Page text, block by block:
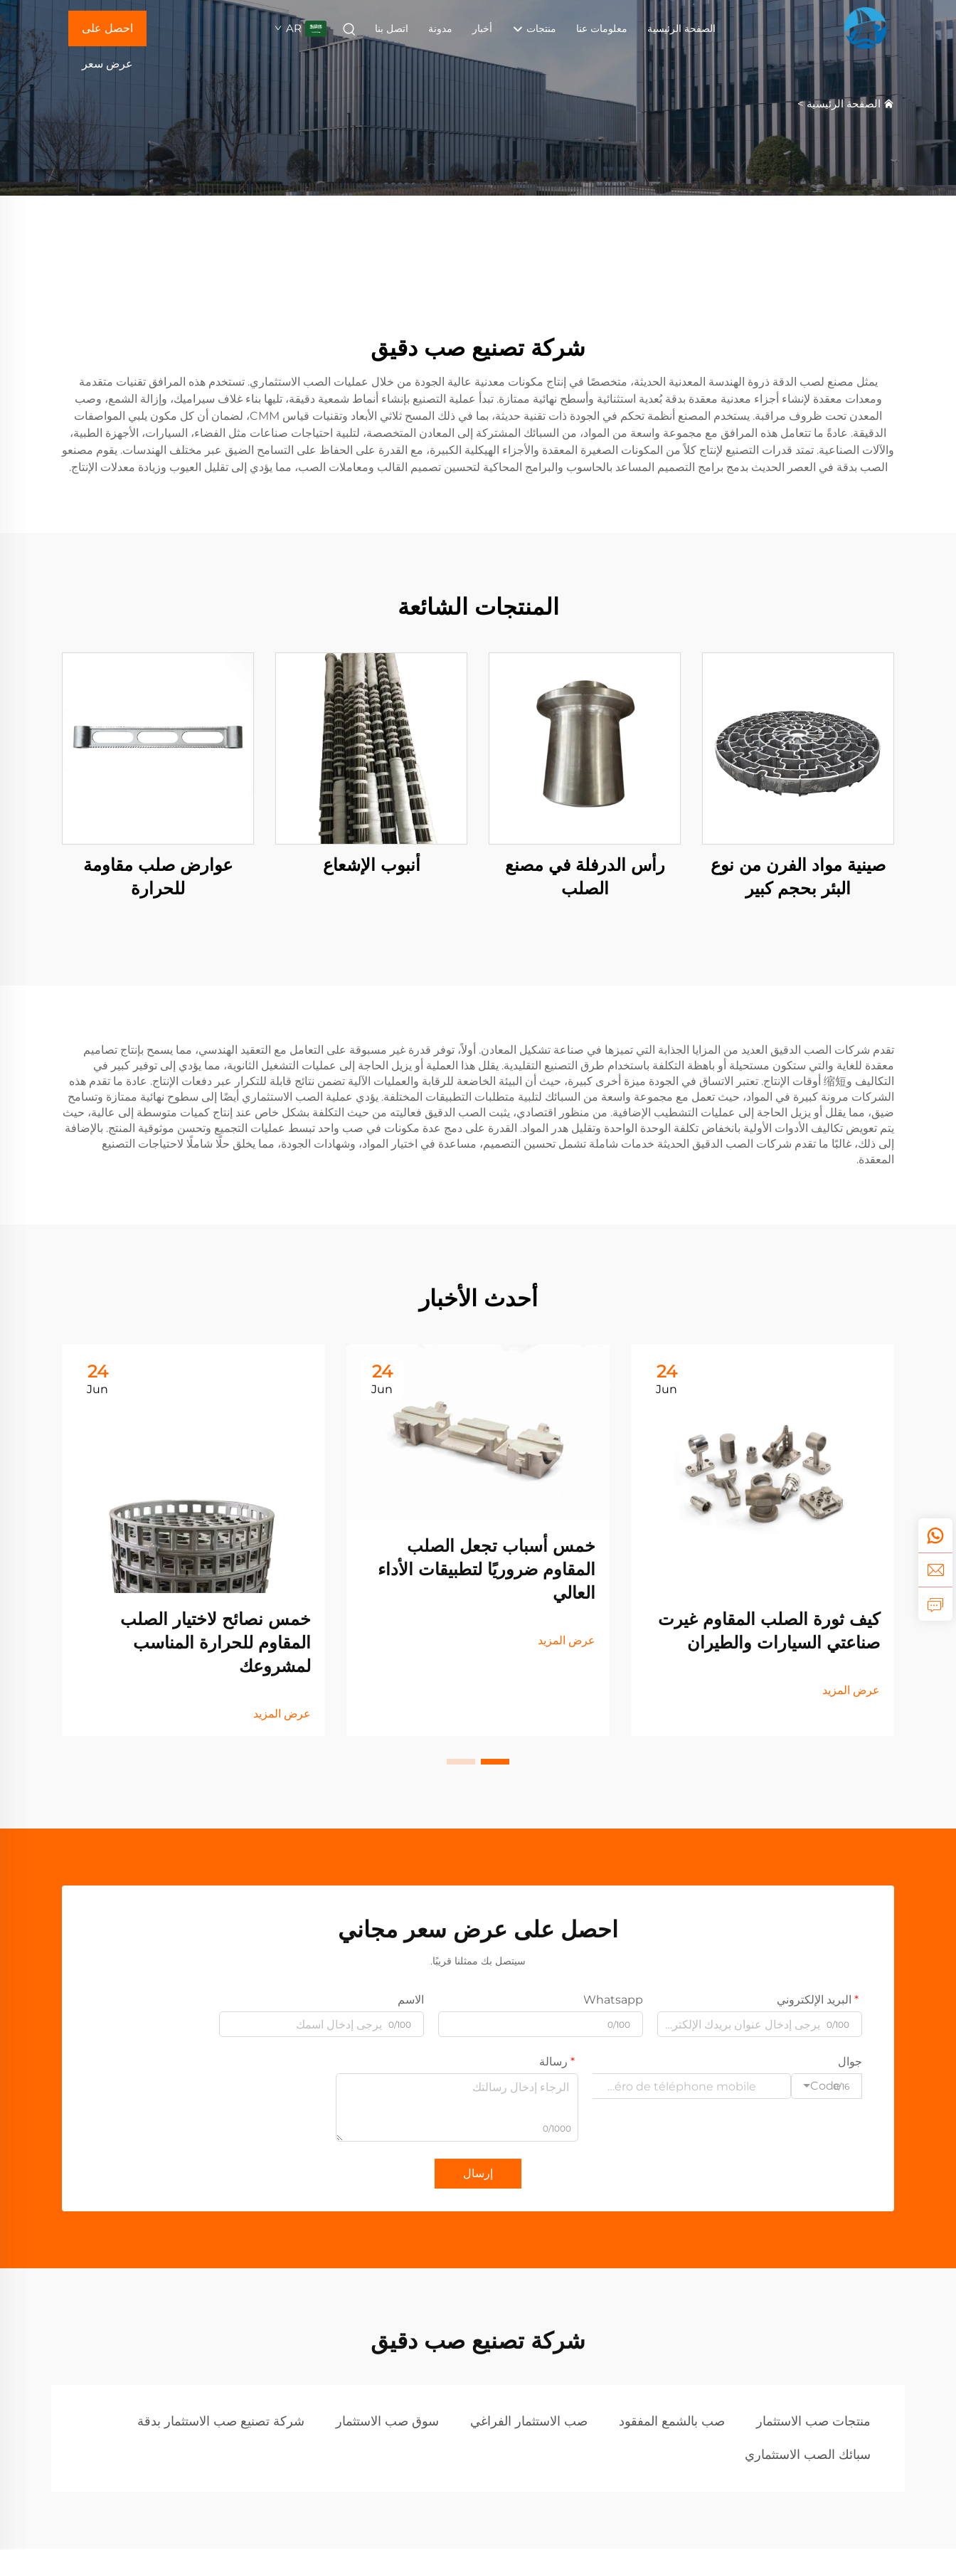
الصفحة الرئيسية معلومات عنا منتجات أخبار مدونة اتصل بنا AR احصل على
عرض سعر
الصفحة الرئيسية>
شركة تصنيع صب دقيق
يمثل مصنع لصب الدقة ذروة الهندسة المعدنية الحديثة، متخصصًا في إنتاج مكونات معدنية عالية الجودة من خلال عمليات الصب الاستثماري. تستخدم هذه المرافق تقنيات متقدمة
ومعدات معقدة لإنشاء أجزاء معدنية معقدة بدقة بُعدية استثنائية وأسطح نهائية ممتازة. تبدأ عملية التصنيع بإنشاء أنماط شمعية دقيقة، تليها بناء غلاف سيراميك، وإزالة الشمع، وصب
المعدن تحت ظروف مراقبة. يستخدم المصنع أنظمة تحكم في الجودة ذات تقنية حديثة، بما في ذلك المسح ثلاثي الأبعاد وتقنيات قياس CMM، لضمان أن كل مكون يلبي المواصفات
الدقيقة. عادةً ما تتعامل هذه المرافق مع مجموعة واسعة من المواد، من السبائك المشتركة إلى المعادن المتخصصة، لتلبية احتياجات صناعات مثل الفضاء، السيارات، الأجهزة الطبية،
والآلات الصناعية. تمتد قدرات التصنيع لإنتاج كلاً من المكونات الصغيرة المعقدة والأجزاء الهيكلية الكبيرة، مع القدرة على الحفاظ على التسامح الضيق عبر مختلف الهندسات. يقوم مصنعو
الصب بدقة في العصر الحديث بدمج برامج التصميم المساعد بالحاسوب والبرامج المحاكية لتحسين تصميم القالب ومعاملات الصب، مما يؤدي إلى تقليل العيوب وزيادة معدلات الإنتاج.
المنتجات الشائعة
صينية مواد الفرن من نوع
البئر بحجم كبير
رأس الدرفلة في مصنع
الصلب
أنبوب الإشعاع
عوارض صلب مقاومة
للحرارة
تقدم شركات الصب الدقيق العديد من المزايا الجذابة التي تميزها في صناعة تشكيل المعادن. أولاً، توفر قدرة غير مسبوقة على التعامل مع التعقيد الهندسي، مما يسمح بإنتاج تصاميم
معقدة للغاية والتي ستكون مستحيلة أو باهظة التكلفة باستخدام طرق التصنيع التقليدية. يقلل هذا العملية أو يزيل الحاجة إلى عمليات التشغيل الثانوية، مما يؤدي إلى توفير كبير في
التكاليف و缩短 أوقات الإنتاج. تعتبر الاتساق في الجودة ميزة أخرى كبيرة، حيث أن البيئة الخاضعة للرقابة والعمليات الآلية تضمن نتائج قابلة للتكرار عبر دفعات الإنتاج. عادة ما تقدم هذه
الشركات مرونة كبيرة في المواد، حيث تعمل مع مجموعة واسعة من السبائك لتلبية متطلبات التطبيقات المختلفة. يؤدي عملية الصب الاستثماري أيضًا إلى سطوح نهائية ممتازة وتسامح
ضيق، مما يقلل أو يزيل الحاجة إلى عمليات التشطيب الإضافية. من منظور اقتصادي، يثبت الصب الدقيق فعاليته من حيث التكلفة بشكل خاص عند إنتاج كميات متوسطة إلى عالية، حيث
يتم تعويض تكاليف الأدوات الأولية بانخفاض تكلفة الوحدة الواحدة وتقليل هدر المواد. القدرة على دمج عدة مكونات في صب واحد تبسط عمليات التجميع وتحسن موثوقية المنتج. بالإضافة
إلى ذلك، غالبًا ما تقدم شركات الصب الدقيق الحديثة خدمات شاملة تشمل تحسين التصميم، مساعدة في اختيار المواد، وشهادات الجودة، مما يخلق حلًا شاملًا لاحتياجات التصنيع
المعقدة.
أحدث الأخبار
24
Jun
كيف ثورة الصلب المقاوم غيرت
صناعتي السيارات والطيران
عرض المزيد
24
Jun
خمس أسباب تجعل الصلب
المقاوم ضروريًا لتطبيقات الأداء
العالي
عرض المزيد
24
Jun
خمس نصائح لاختيار الصلب
المقاوم للحرارة المناسب
لمشروعك
عرض المزيد
احصل على عرض سعر مجاني
سيتصل بك ممثلنا قريبًا.
البريد الإلكتروني
0/100
Whatsapp
0/100
الاسم
0/100
جوال
Code0/16
رسالة
0/1000
إرسال
شركة تصنيع صب دقيق
منتجات صب الاستثمار صب بالشمع المفقود صب الاستثمار الفراغي سوق صب الاستثمار شركة تصنيع صب الاستثمار بدقة
سبائك الصب الاستثماري